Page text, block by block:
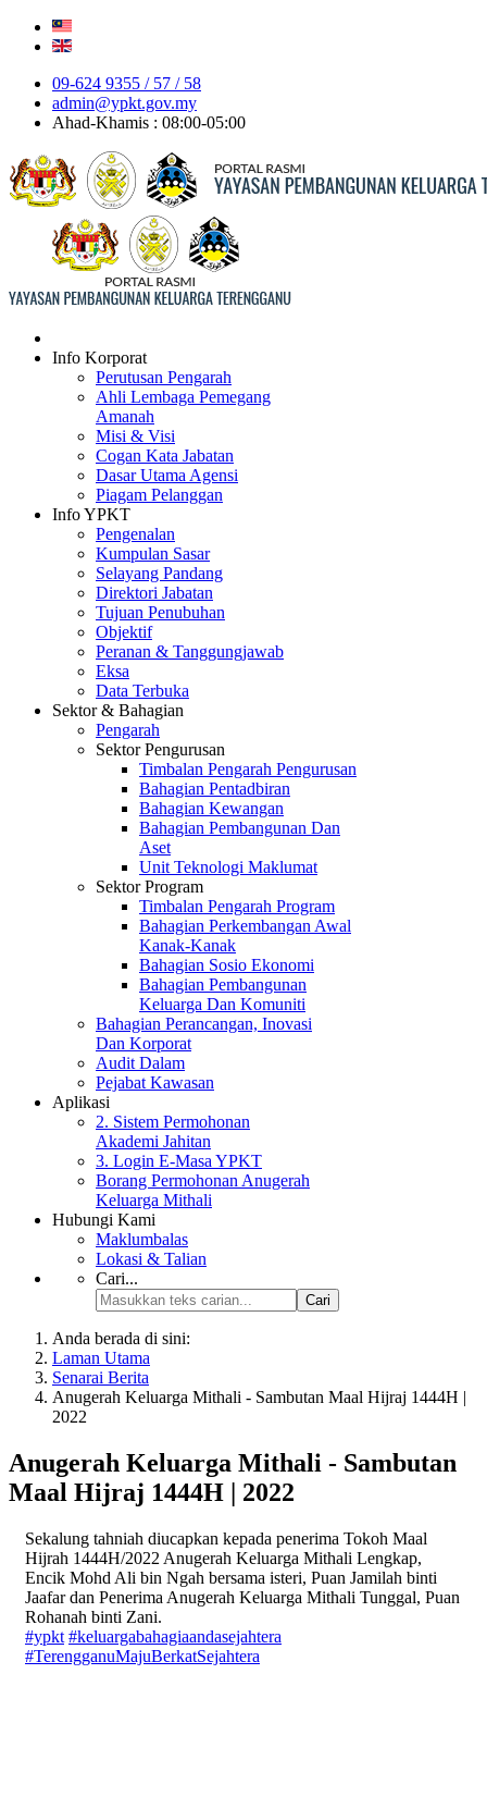
09-624 9355 / 57 / 58
admin@ypkt.gov.my
Ahad-Khamis : 08:00-05:00
Info Korporat
Perutusan Pengarah
Ahli Lembaga Pemegang
Amanah
Misi & Visi
Cogan Kata Jabatan
Dasar Utama Agensi
Piagam Pelanggan
Info YPKT
Pengenalan
Kumpulan Sasar
Selayang Pandang
Direktori Jabatan
Tujuan Penubuhan
Objektif
Peranan & Tanggungjawab
Eksa
Data Terbuka
Sektor & Bahagian
Pengarah
Sektor Pengurusan
Timbalan Pengarah Pengurusan
Bahagian Pentadbiran
Bahagian Kewangan
Bahagian Pembangunan Dan
Aset
Unit Teknologi Maklumat
Sektor Program
Timbalan Pengarah Program
Bahagian Perkembangan Awal
Kanak-Kanak
Bahagian Sosio Ekonomi
Bahagian Pembangunan
Keluarga Dan Komuniti
Bahagian Perancangan, Inovasi
Dan Korporat
Audit Dalam
Pejabat Kawasan
Aplikasi
2. Sistem Permohonan
Akademi Jahitan
3. Login E-Masa YPKT
Borang Permohonan Anugerah
Keluarga Mithali
Hubungi Kami
Maklumbalas
Lokasi & Talian
Cari...
Cari
Anda berada di sini:
Laman Utama
Senarai Berita
Anugerah Keluarga Mithali - Sambutan Maal Hijraj 1444H |
2022
Anugerah Keluarga Mithali - Sambutan
Maal Hijraj 1444H | 2022
Sekalung tahniah diucapkan kepada penerima Tokoh Maal
Hijrah 1444H/2022 Anugerah Keluarga Mithali Lengkap,
Encik Mohd Ali bin Ngah bersama isteri, Puan Jamilah binti
Jaafar dan Penerima Anugerah Keluarga Mithali Tunggal, Puan
Rohanah binti Zani.
#ypkt #keluargabahagiaandasejahtera
#TerengganuMajuBerkatSejahtera